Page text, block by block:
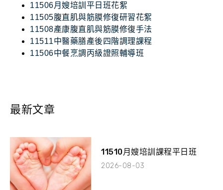
11506月嫂培訓平日班花絮
11505腹直肌與筋膜修復研習花絮
11508產康腹直肌與筋膜修復手法
11511中醫藥膳產後四階調理課程
11506中餐烹調丙級證照輔導班
最新文章
11510月嫂培訓課程平日班
2026-08-03